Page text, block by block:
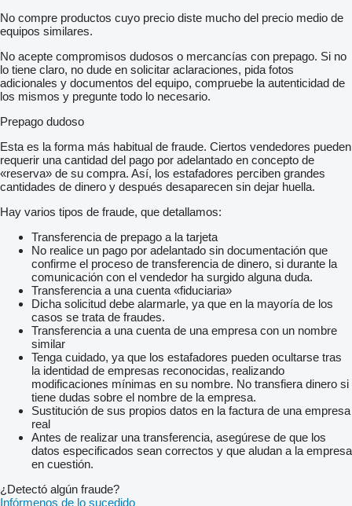
No compre productos cuyo precio diste mucho del precio medio de
equipos similares.
No acepte compromisos dudosos o mercancías con prepago. Si no
lo tiene claro, no dude en solicitar aclaraciones, pida fotos
adicionales y documentos del equipo, compruebe la autenticidad de
los mismos y pregunte todo lo necesario.
Prepago dudoso
Esta es la forma más habitual de fraude. Ciertos vendedores pueden
requerir una cantidad del pago por adelantado en concepto de
«reserva» de su compra. Así, los estafadores perciben grandes
cantidades de dinero y después desaparecen sin dejar huella.
Hay varios tipos de fraude, que detallamos:
Transferencia de prepago a la tarjeta
No realice un pago por adelantado sin documentación que
confirme el proceso de transferencia de dinero, si durante la
comunicación con el vendedor ha surgido alguna duda.
Transferencia a una cuenta «fiduciaria»
Dicha solicitud debe alarmarle, ya que en la mayoría de los
casos se trata de fraudes.
Transferencia a una cuenta de una empresa con un nombre
similar
Tenga cuidado, ya que los estafadores pueden ocultarse tras
la identidad de empresas reconocidas, realizando
modificaciones mínimas en su nombre. No transfiera dinero si
tiene dudas sobre el nombre de la empresa.
Sustitución de sus propios datos en la factura de una empresa
real
Antes de realizar una transferencia, asegúrese de que los
datos especificados sean correctos y que aludan a la empresa
en cuestión.
¿Detectó algún fraude?
Infórmenos de lo sucedido